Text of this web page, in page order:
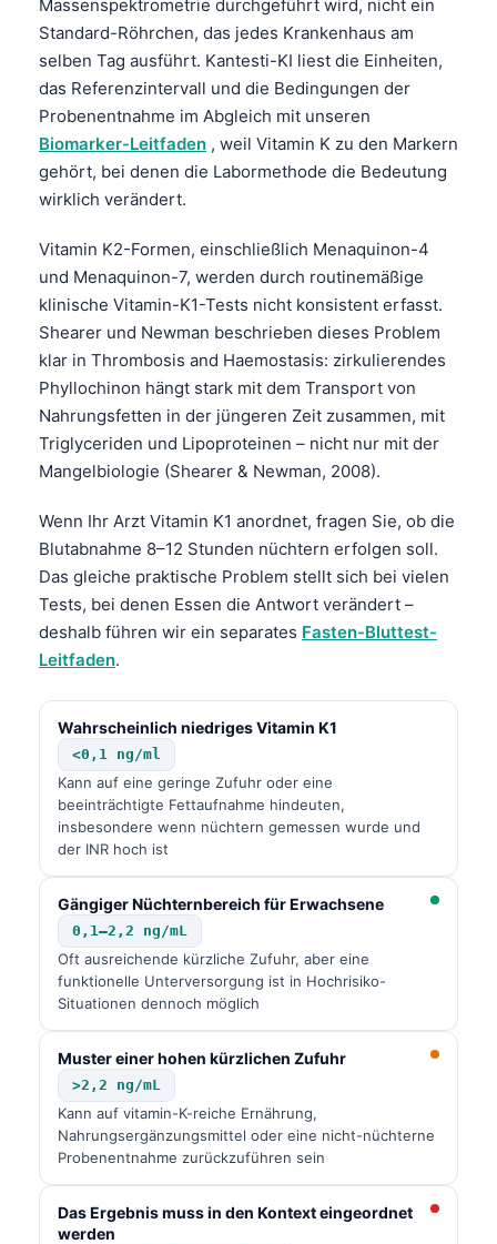
Massenspektrometrie durchgeführt wird, nicht ein
Standard-Röhrchen, das jedes Krankenhaus am
selben Tag ausführt. Kantesti-KI liest die Einheiten,
das Referenzintervall und die Bedingungen der
Probenentnahme im Abgleich mit unseren
Biomarker-Leitfaden , weil Vitamin K zu den Markern
gehört, bei denen die Labormethode die Bedeutung
wirklich verändert.
Vitamin K2-Formen, einschließlich Menaquinon-4
und Menaquinon-7, werden durch routinemäßige
klinische Vitamin-K1-Tests nicht konsistent erfasst.
Shearer und Newman beschrieben dieses Problem
klar in Thrombosis and Haemostasis: zirkulierendes
Phyllochinon hängt stark mit dem Transport von
Nahrungsfetten in der jüngeren Zeit zusammen, mit
Triglyceriden und Lipoproteinen – nicht nur mit der
Mangelbiologie (Shearer & Newman, 2008).
Wenn Ihr Arzt Vitamin K1 anordnet, fragen Sie, ob die
Blutabnahme 8–12 Stunden nüchtern erfolgen soll.
Das gleiche praktische Problem stellt sich bei vielen
Tests, bei denen Essen die Antwort verändert –
deshalb führen wir ein separates Fasten-Bluttest-
Leitfaden.
Wahrscheinlich niedriges Vitamin K1
<0,1 ng/ml
Kann auf eine geringe Zufuhr oder eine
beeinträchtigte Fettaufnahme hindeuten,
insbesondere wenn nüchtern gemessen wurde und
der INR hoch ist
Gängiger Nüchternbereich für Erwachsene
0,1–2,2 ng/mL
Oft ausreichende kürzliche Zufuhr, aber eine
funktionelle Unterversorgung ist in Hochrisiko-
Situationen dennoch möglich
Muster einer hohen kürzlichen Zufuhr
>2,2 ng/mL
Kann auf vitamin-K-reiche Ernährung,
Nahrungsergänzungsmittel oder eine nicht-nüchterne
Probenentnahme zurückzuführen sein
Das Ergebnis muss in den Kontext eingeordnet
werden